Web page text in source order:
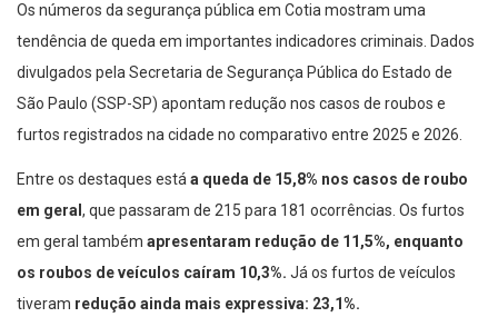
Os números da segurança pública em Cotia mostram uma
tendência de queda em importantes indicadores criminais. Dados
divulgados pela Secretaria de Segurança Pública do Estado de
São Paulo (SSP-SP) apontam redução nos casos de roubos e
furtos registrados na cidade no comparativo entre 2025 e 2026.
Entre os destaques estáa queda de 15,8% nos casos de roubo
em geral , que passaram de 215 para 181 ocorrências. Os furtos
em geral também apresentaram redução de 11,5%, enquanto
os roubos de veículos caíram 10,3%. Já os furtos de veículos
tiveram redução ainda mais expressiva: 23,1%.